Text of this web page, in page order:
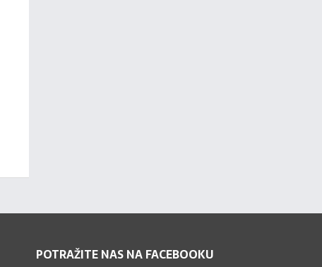
POTRAŽITE NAS NA FACEBOOKU